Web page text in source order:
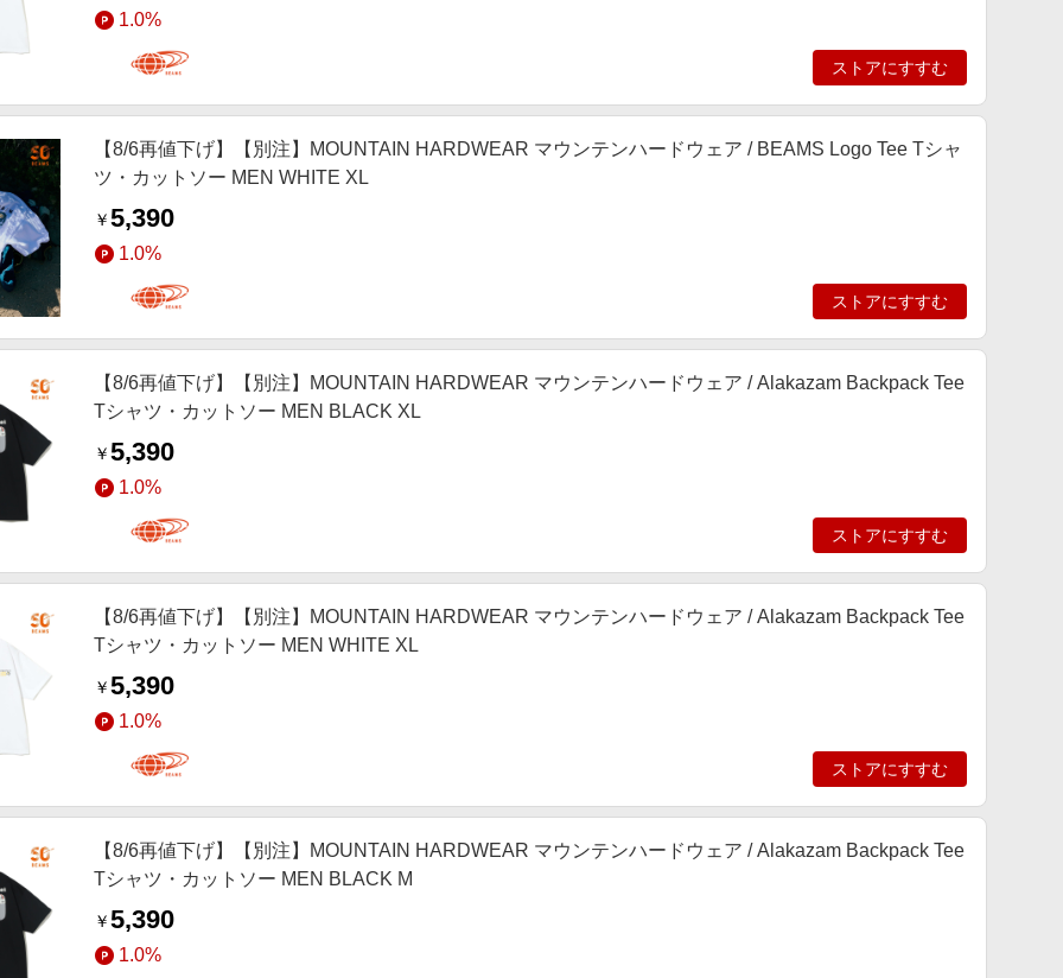
1.0%
ストアにすすむ
【8/6再値下げ】【別注】MOUNTAIN HARDWEAR マウンテンハードウェア / BEAMS Logo Tee Tシャ
ツ・カットソー MEN WHITE XL
￥5,390
1.0%
ストアにすすむ
【8/6再値下げ】【別注】MOUNTAIN HARDWEAR マウンテンハードウェア / Alakazam Backpack Tee
Tシャツ・カットソー MEN BLACK XL
￥5,390
1.0%
ストアにすすむ
【8/6再値下げ】【別注】MOUNTAIN HARDWEAR マウンテンハードウェア / Alakazam Backpack Tee
Tシャツ・カットソー MEN WHITE XL
￥5,390
1.0%
ストアにすすむ
【8/6再値下げ】【別注】MOUNTAIN HARDWEAR マウンテンハードウェア / Alakazam Backpack Tee
Tシャツ・カットソー MEN BLACK M
￥5,390
1.0%